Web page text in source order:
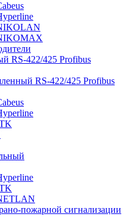
RS-422/425 Profibus
RS-422/425 Profibus
пожарной сигнализации